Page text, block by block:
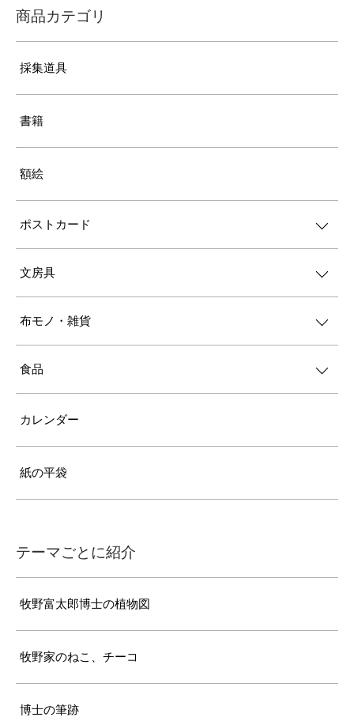
商品カテゴリ
採集道具
書籍
額絵
ポストカード
文房具
布モノ・雑貨
食品
カレンダー
紙の平袋
テーマごとに紹介
牧野富太郎博士の植物図
牧野家のねこ、チーコ
博士の筆跡